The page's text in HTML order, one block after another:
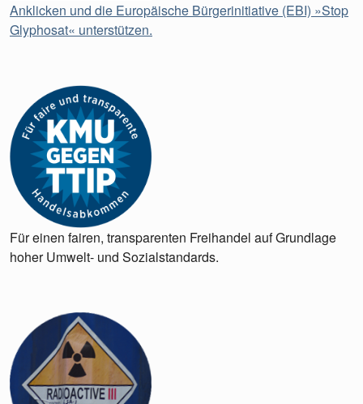
Anklicken und die Europäische Bürgerinitiative (EBI) »Stop
Glyphosat« unterstützen.
Für einen fairen, transparenten Freihandel auf Grundlage
hoher Umwelt- und Sozialstandards.